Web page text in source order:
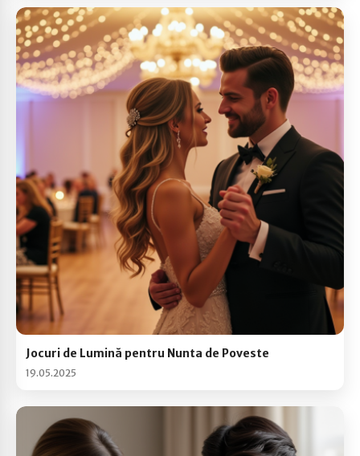
Jocuri de Lumină pentru Nunta de Poveste
19.05.2025